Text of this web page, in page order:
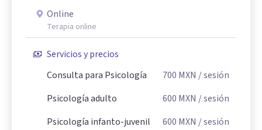
Online
Terapia online
Servicios y precios
Consulta para Psicología
700 MXN / sesión
Psicología adulto
600 MXN / sesión
Psicología infanto-juvenil
600 MXN / sesión